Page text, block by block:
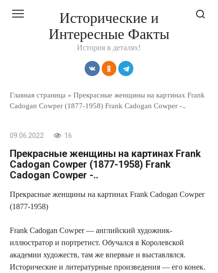
Исторические и
Интересные Факты
История в деталях!
Главная страница » Прекрасные женщины на картинах Frank
Cadogan Cowper (1877-1958) Frank Cadogan Cowper -..
09.06.2022 16
Прекрасные женщины на картинах Frank
Cadogan Cowper (1877-1958) Frank
Cadogan Cowper -..
Прекрасные женщины на картинах Frank Cadogan Cowper
(1877-1958)
Frank Cadogan Cowper — английский художник-
иллюстратор и портретист. Обучался в Королевской
академии художеств, там же впервые и выставлялся.
Исторические и литературные произведения — его конек.